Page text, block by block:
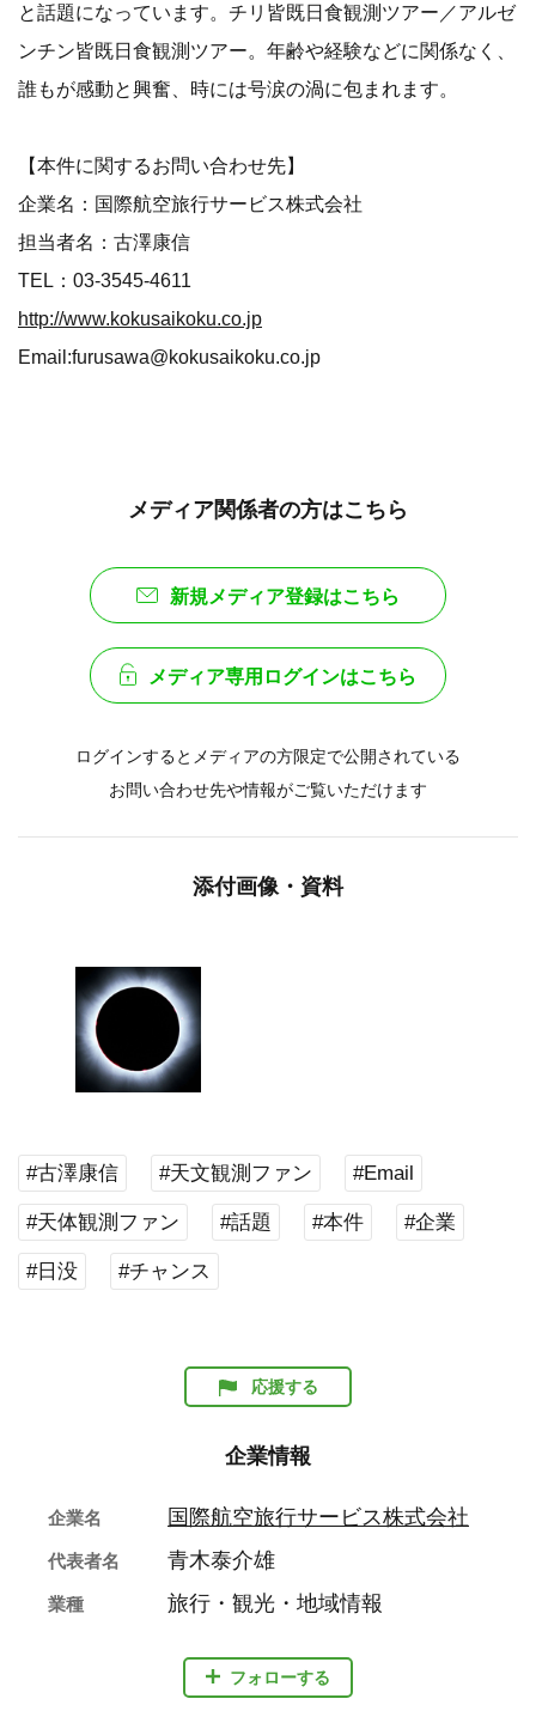
と話題になっています。チリ皆既日食観測ツアー／アルゼ
ンチン皆既日食観測ツアー。年齢や経験などに関係なく、
誰もが感動と興奮、時には号涙の渦に包まれます。
【本件に関するお問い合わせ先】
企業名：国際航空旅行サービス株式会社
担当者名：古澤康信
TEL：03-3545-4611
http://www.kokusaikoku.co.jp
Email:furusawa@kokusaikoku.co.jp
メディア関係者の方はこちら
新規メディア登録はこちら
メディア専用ログインはこちら
ログインするとメディアの方限定で公開されている
お問い合わせ先や情報がご覧いただけます
添付画像・資料
#古澤康信 #天文観測ファン #Email
#天体観測ファン #話題 #本件 #企業
#日没 #チャンス
応援する
企業情報
フォローする
企業名 国際航空旅行サービス株式会社
代表者名 青木泰介雄
業種 旅行・観光・地域情報